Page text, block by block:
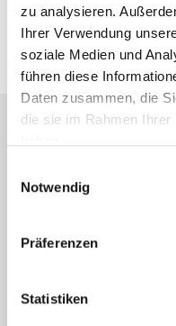
zu analysieren.
Ihrer Verwendung
soziale Medien und
führen diese
Daten zusammen, die
die sie im Rahmen
Datenschutzerklärung
Notwendig
Präferenzen
Statistiken
gewährleistet. Eine
bestehenden
nach wie vor